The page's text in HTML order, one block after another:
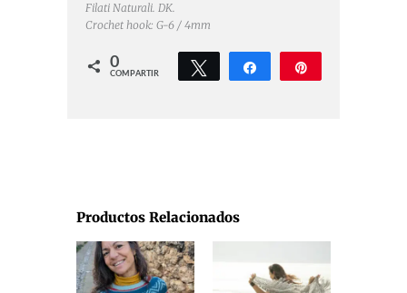
Filati Naturali. DK.
Crochet hook: G-6 / 4mm
0
COMPARTIR
Twittear Compartir
Productos Relacionados